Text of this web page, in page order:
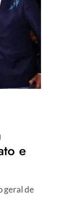
e
geral de